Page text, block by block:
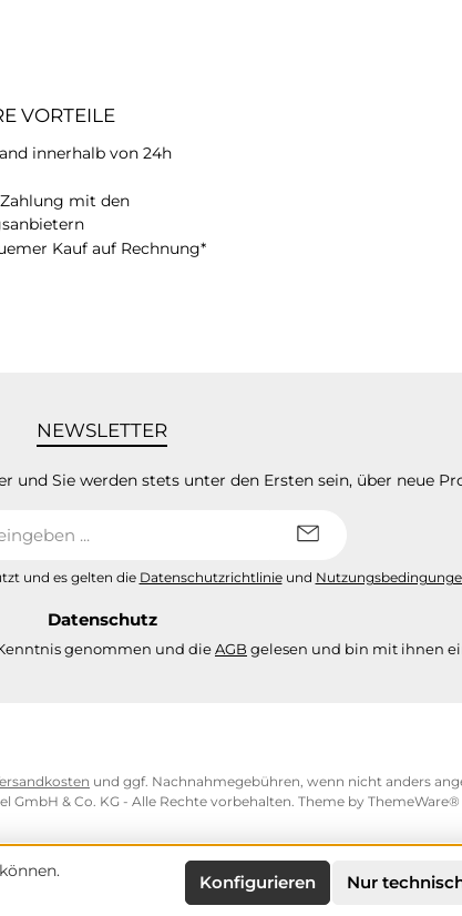
VORTEILE
innerhalb von 24h
mit den
Kauf auf Rechnung*
NEWSLETTER
und Sie werden stets unter den Ersten sein, über neue
und es gelten die Datenschutzrichtlinieund
Datenschutz
genommen und dieAGB gelesen und bin mit ihnen
und ggf. Nachnahmegebühren, wenn nicht anders
GmbH & Co. KG - Alle Rechte vorbehalten. Theme by ThemeWare®
Nur
Konfigurieren